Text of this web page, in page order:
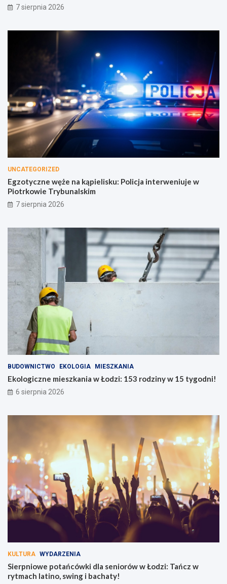
7 sierpnia 2026
UNCATEGORIZED
Egzotyczne węże na kąpielisku: Policja interweniuje w
Piotrkowie Trybunalskim
7 sierpnia 2026
BUDOWNICTWO EKOLOGIA MIESZKANIA
Ekologiczne mieszkania w Łodzi: 153 rodziny w 15 tygodni!
6 sierpnia 2026
KULTURA WYDARZENIA
Sierpniowe potańcówki dla seniorów w Łodzi: Tańcz w
rytmach latino, swing i bachaty!